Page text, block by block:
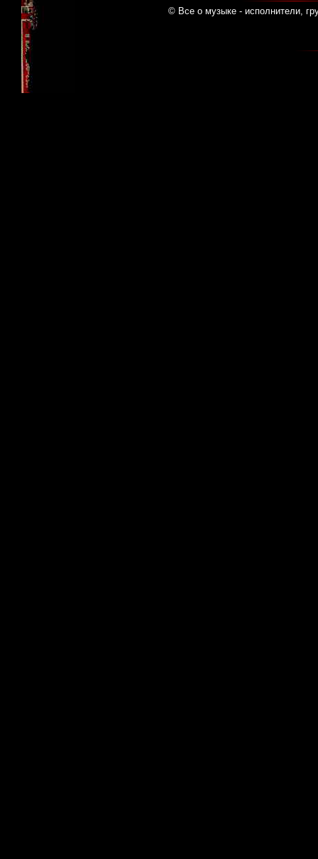
© Все о музыке - исполнители,